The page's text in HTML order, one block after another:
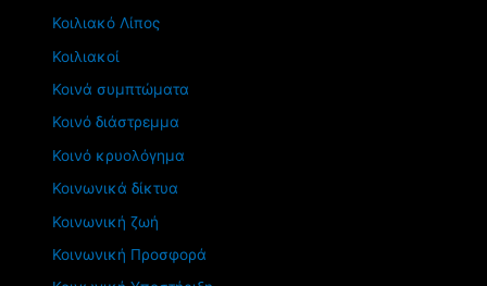
Κοιλιακό Λίπος
Κοιλιακοί
Κοινά συμπτώματα
Κοινό διάστρεμμα
Κοινό κρυολόγημα
Κοινωνικά δίκτυα
Κοινωνική ζωή
Κοινωνική Προσφορά